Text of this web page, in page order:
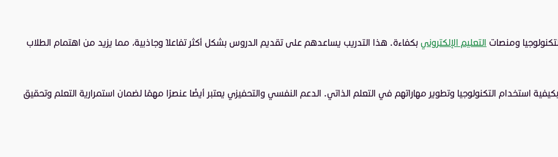
ومنصات التعليم الإلكتروني بكفاءة. هذا التدريب يساعدهم على تقديم الدروس بشكل أكثر تفاعلًا وجاذبية، مما يزيد من اهتمام الطلاب
استخدام التكنولوجيا وتطوير مهاراتهم في التعلم الذاتي. الدعم النفسي والتحفيزي يعتبر أيضًا عنصرًا مهمًا لضمان استمرارية التعلم وتحقيق